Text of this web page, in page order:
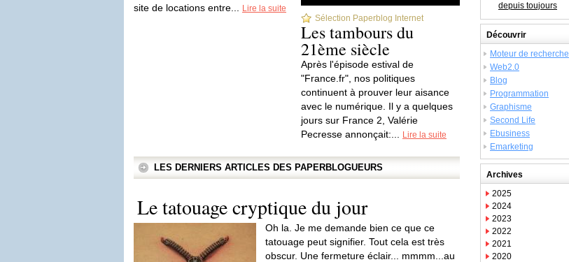
site de locations entre...
Lire la suite
Sélection Paperblog Internet
Les tambours du
21ème siècle
Après l'épisode estival de
"France.fr", nos politiques
continuent à prouver leur aisance
avec le numérique. Il y a quelques
jours sur France 2, Valérie
Pecresse annonçait:...
Lire la suite
LES DERNIERS ARTICLES DES PAPERBLOGUEURS
Le tatouage cryptique du jour
Oh la. Je me demande bien ce que ce
tatouage peut signifier. Tout cela est très
obscur. Une fermeture éclair... mmmm...au
depuis toujours
Découvrir
Moteur de recherche
Web2.0
Blog
Programmation
Graphisme
Second Life
Ebusiness
Emarketing
Archives
2025
2024
2023
2022
2021
2020